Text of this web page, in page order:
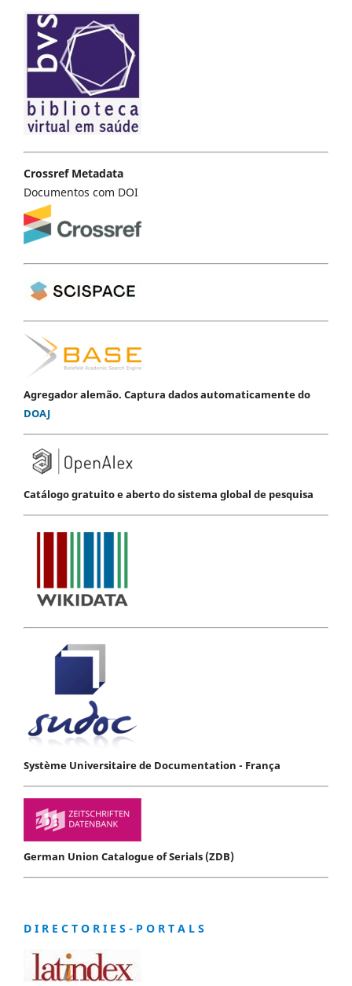
Crossref Metadata
Documentos com DOI
Agregador alemão. Captura dados automaticamente do
DOAJ
Catálogo gratuito e aberto do sistema global de pesquisa
Système Universitaire de Documentation - França
German Union Catalogue of Serials (ZDB)
D I R E C T O R I E S - P O R T A L S